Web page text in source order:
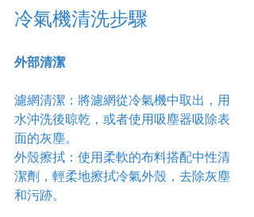
冷氣機清洗步驟
外部清潔
濾網清潔：將濾網從冷氣機中取出，用
水沖洗後晾乾，或者使用吸塵器吸除表
面的灰塵。
外殼擦拭：使用柔軟的布料搭配中性清
潔劑，輕柔地擦拭冷氣外殼，去除灰塵
和污跡。